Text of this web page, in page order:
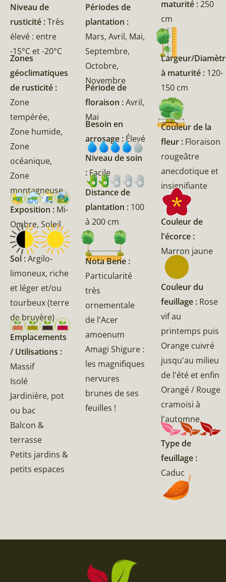
Niveau de
rusticité :Très
élevé : entre
-15°C et -20°C
Zones
géoclimatiques
de rusticité :
Zone
tempérée,
Zone humide,
Zone
océanique,
Zone
montagneuse
Exposition : Mi-
Ombre, Soleil
Sol :Argilo-
limoneux, riche
et léger et/ou
tourbeux (terre
de bruyère)
Emplacements
/ Utilisations :
Massif
Isolé
Jardinière, pot
ou bac
Balcon &
terrasse
Petits jardins &
petits espaces
Périodes de
plantation :
Mars, Avril, Mai,
Septembre,
Octobre,
Novembre
Période de
floraison :Avril,
Mai
Besoin en
arrosage :Élevé
Niveau de soin
: Facile
Distance de
plantation : 100
à 200 cm
Nota Bene :
Particularité
très
ornementale
de l'Acer
amoenum
Amagi Shigure :
les magnifiques
nervures
brunes de ses
feuilles !
maturité :250
cm
Largeur/
à maturité : 120-
150 cm
Couleur de la
fleur : Floraison
rougeâtre
anecdotique et
insignifiante
Couleur de
l'écorce :
Marron jaune
Couleur du
feuillage : Rose
vif au
printemps puis
Orange cuivré
jusqu'au milieu
de l'été et enfin
Orangé / Rouge
cramoisi à
l'automne
Type de
feuillage :
Caduc